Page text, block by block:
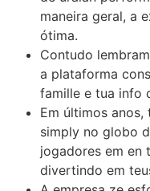
maneira geral, a
ótima.
Contudo
a plataforma
famille e tua info
Em últimos
simply no globo
jogadores em en
divertindo em